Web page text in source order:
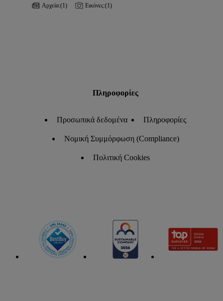
Αρχεία:(1) Εικόνες:(1)
Πληροφορίες
Προσωπικά δεδομένα Πληροφορίες
Νομική Συμμόρφωση (Compliance)
Πολιτική Cookies